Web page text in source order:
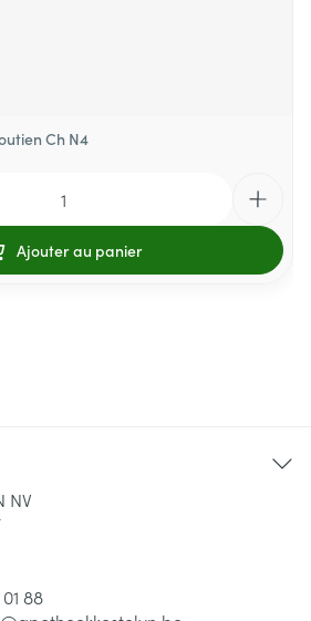
Ch N4
Ajouter au panier
NV
88